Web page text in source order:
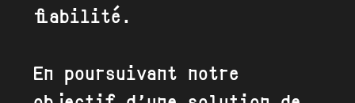
fiabilité.
En poursuivant notre